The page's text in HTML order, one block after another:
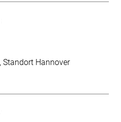
Standort Hannover